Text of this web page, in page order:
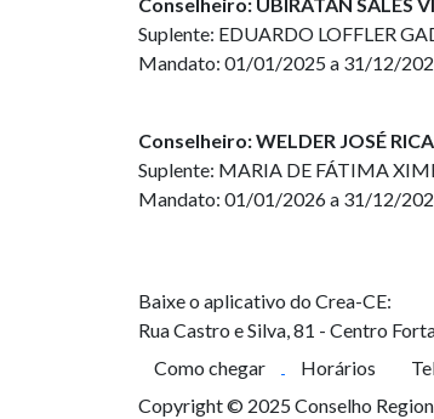
Suplente: EDUARDO LOFFLER
Mandato: 01/01/2025 a 31/12/
Conselheiro: WELDER JOSÉ
Suplente: MARIA DE FÁTIMA
Mandato: 01/01/2026 a 31/12/
Baixe o aplicativo do Crea-CE:
Rua Castro e Silva, 81 - Centro
Como chegar
Horários
Copyright © 2025 Conselho